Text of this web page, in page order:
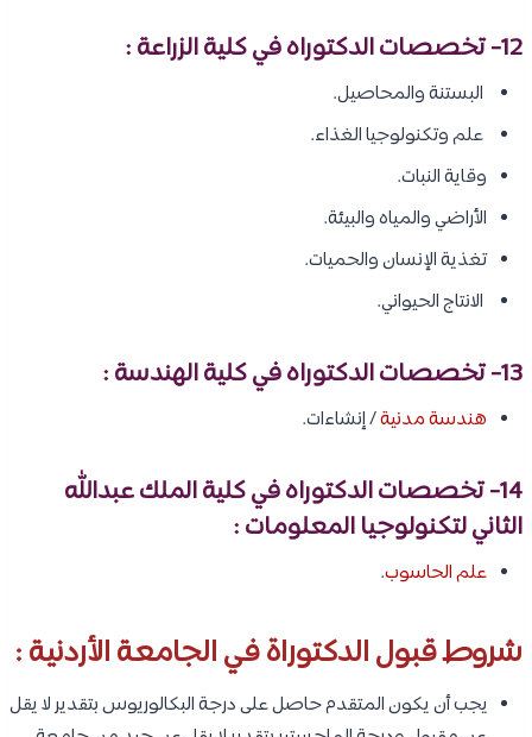
12- تخصصات الدكتوراه في كلية الزراعة :
البستنة والمحاصيل.
علم وتكنولوجيا الغذاء.
وقاية النبات.
الأراضي والمياه والبيئة.
تغذية الإنسان والحميات.
الانتاج الحيواني.
13- تخصصات الدكتوراه في كلية الهندسة :
هندسة مدنية/ إنشاءات.
14- تخصصات الدكتوراه في كلية الملك عبدالله
الثاني لتكنولوجيا المعلومات :
علم الحاسوب.
شروط قبول الدكتوراة في الجامعة الأردنية :
يجب أن يكون المتقدم حاصل على درجة البكالوريوس بتقدير لا يقل